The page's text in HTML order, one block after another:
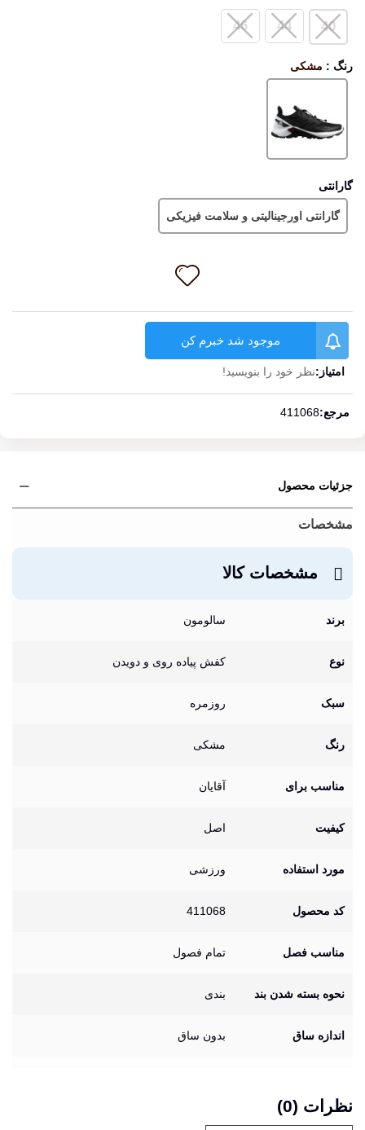
40
44
46
رنگ : مشکی
گارانتی
گارانتی اورجینالیتی و سلامت فیزیکی
موجود شد خبرم کن
امتیاز:نظر خود را بنویسید!
مرجع:411068
جزئیات محصول
مشخصات
مشخصات کالا
برند سالومون
نوع کفش پیاده روی و دویدن
سبک روزمره
رنگ مشکی
مناسب برای آقایان
کیفیت اصل
مورد استفاده ورزشی
کد محصول 411068
مناسب فصل تمام فصول
نحوه بسته شدن بند بندی
اندازه ساق بدون ساق
نظرات (0)